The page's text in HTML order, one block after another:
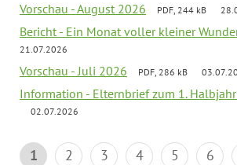
Vorschau - August 2026 PDF, 244 kB
Bericht - Ein Monat voller kleiner
21.07.2026
Vorschau - Juli 2026 PDF, 286 kB
Information - Elternbrief zum 1.
02.07.2026
1 2 3 4 5 6